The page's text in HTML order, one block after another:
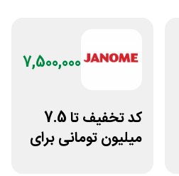
7,500,000
کد تخفیف تا 7.5
میلیون تومانی برای